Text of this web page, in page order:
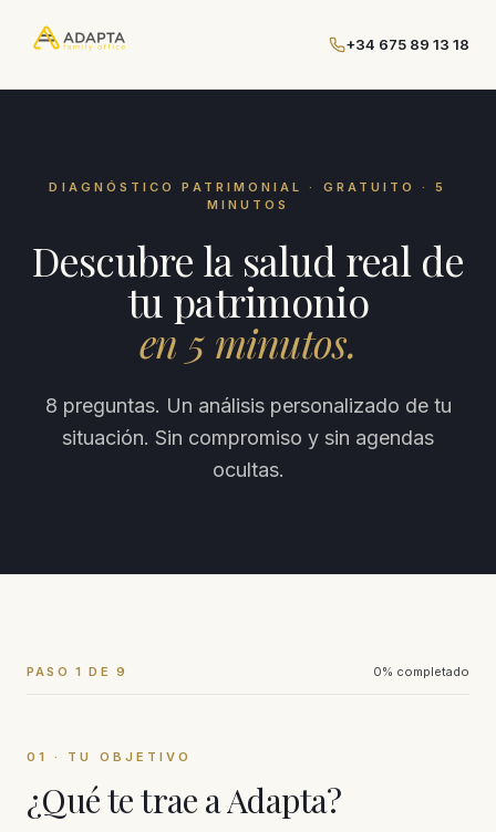
+34 675 89 13 18
DIAGNÓSTICO PATRIMONIAL · GRATUITO · 5
MINUTOS
Descubre la salud real de
tu patrimonio
en 5 minutos.
8 preguntas. Un análisis personalizado de tu
situación. Sin compromiso y sin agendas
ocultas.
PASO 1 DE 9 0% completado
01 · TU OBJETIVO
¿Qué te trae a Adapta?